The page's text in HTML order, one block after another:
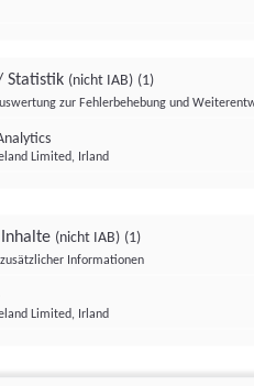
Statistik (nicht IAB) (1)
zur Fehlerbehebung und
Limited, Irland
(nicht IAB) (1)
zusätzlicher Informationen
Limited, Irland